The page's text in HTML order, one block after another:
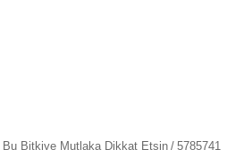
Bu Bitkiye Mutlaka Dikkat Etsin / 5785741